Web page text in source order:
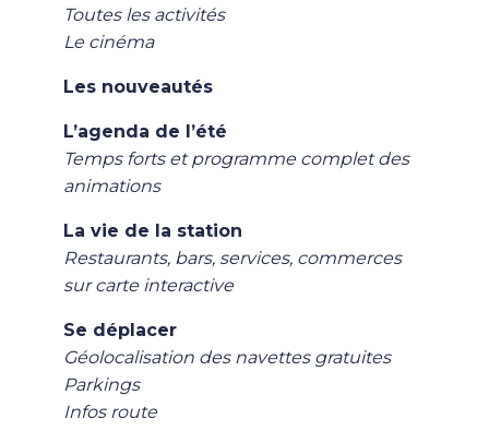
Toutes les activités
Le cinéma
Les nouveautés
L’agenda de l’été
Temps forts et programme complet des
animations
La vie de la station
Restaurants, bars, services, commerces
sur carte interactive
Se déplacer
Géolocalisation des navettes gratuites
Parkings
Infos route